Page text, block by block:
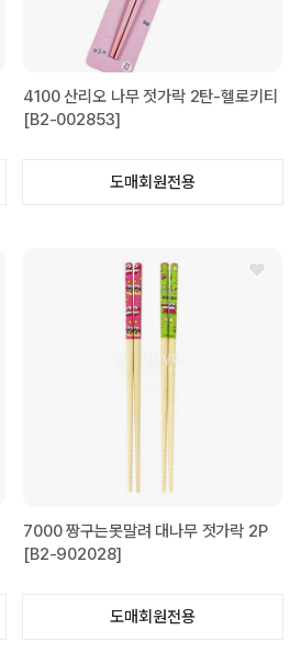
4100 산리오 나무 젓가락 2탄-헬로키티
[B2-002853]
도매회원전용
7000 짱구는못말려 대나무 젓가락 2P
[B2-902028]
도매회원전용